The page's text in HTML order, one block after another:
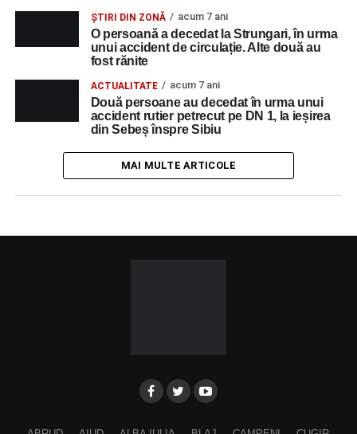
ȘTIRI DIN ZONĂ acum 7 ani
O persoană a decedat la Strungari, în urma
unui accident de circulație. Alte două au
fost rănite
ACTUALITATE acum 7 ani
Două persoane au decedat în urma unui
accident rutier petrecut pe DN 1, la ieșirea
din Sebeș înspre Sibiu
MAI MULTE ARTICOLE